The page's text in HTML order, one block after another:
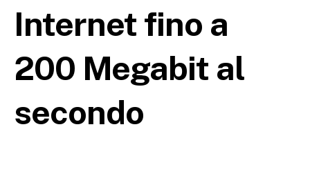
Internet fino a
200 Megabit al
secondo